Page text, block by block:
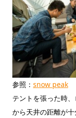
参照： snow peak
テントを張った時
から天井の距離が